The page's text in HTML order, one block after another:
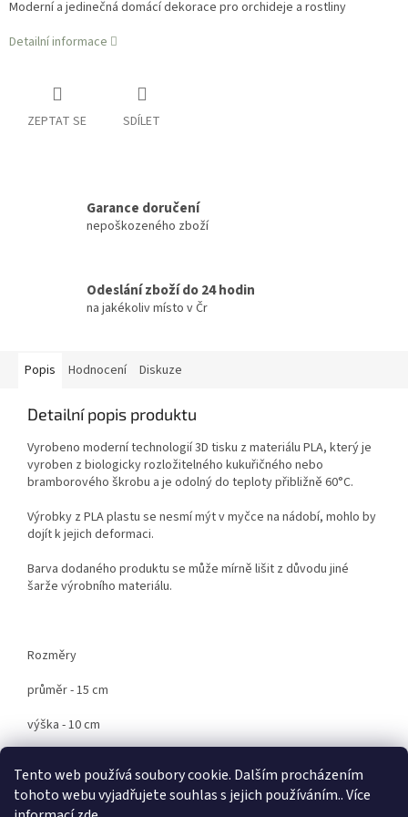
Tento web používá soubory cookie. Dalším procházením
tohoto webu vyjadřujete souhlas s jejich používáním.. Více
Moderní a jedinečná domácí dekorace pro orchideje a rostliny
Detailní informace
ZEPTAT SE SDÍLET
Garance doručení
nepoškozeného zboží
Odeslání zboží do 24 hodin
na jakékoliv místo v Čr
Popis Hodnocení Diskuze
Detailní popis produktu
Vyrobeno moderní technologií 3D tisku z materiálu PLA, který je
vyroben z biologicky rozložitelného kukuřičného nebo
bramborového škrobu a je odolný do teploty přibližně 60°C.
Výrobky z PLA plastu se nesmí mýt v myčce na nádobí, mohlo by
dojít k jejich deformaci.
Barva dodaného produktu se může mírně lišit z důvodu jiné
šarže výrobního materiálu.
Rozměry
průměr - 15 cm
výška - 10 cm